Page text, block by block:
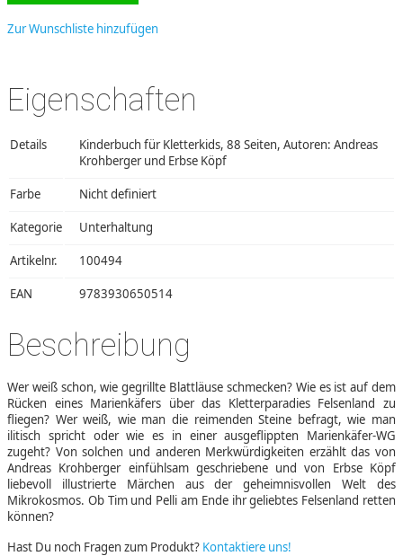
Zur Wunschliste hinzufügen
Eigenschaften
Details
Kinderbuch für Kletterkids, 88 Seiten, Autoren: Andreas
Krohberger und Erbse Köpf
Farbe Nicht definiert
Kategorie Unterhaltung
Artikelnr. 100494
EAN 9783930650514
Beschreibung
Wer weiß schon, wie gegrillte Blattläuse schmecken? Wie es ist auf dem
Rücken eines Marienkäfers über das Kletterparadies Felsenland zu
fliegen? Wer weiß, wie man die reimenden Steine befragt, wie man
ilitisch spricht oder wie es in einer ausgeflippten Marienkäfer-WG
zugeht? Von solchen und anderen Merkwürdigkeiten erzählt das von
Andreas Krohberger einfühlsam geschriebene und von Erbse Köpf
liebevoll illustrierte Märchen aus der geheimnisvollen Welt des
Mikrokosmos. Ob Tim und Pelli am Ende ihr geliebtes Felsenland retten
können?
Hast Du noch Fragen zum Produkt? Kontaktiere uns!